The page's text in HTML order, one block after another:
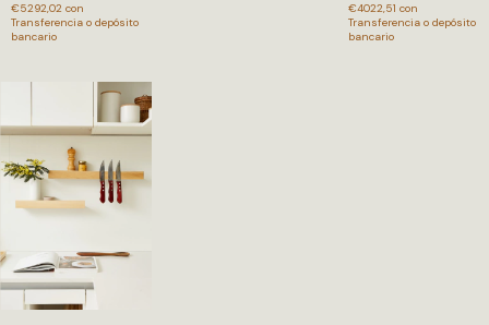
€5292,02 con
Transferencia o depósito
bancario
€4022,51 con
Transferencia o depósito
bancario